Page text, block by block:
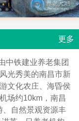
更多
中铁建业养老集团
光秀美的南昌市新
文化农庄、海昏侯
场约10km，南昌
、自然景观资源丰